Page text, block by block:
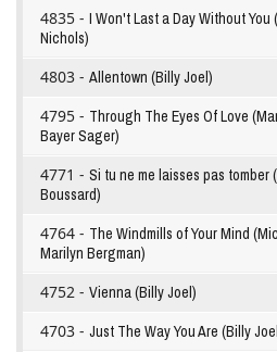
4835 - I Won't Last a Day Without
Nichols)
4803 - Allentown (Billy Joel)
4795 - Through The Eyes Of Love
Bayer Sager)
4771 - Si tu ne me laisses pas tomber
Boussard)
4764 - The Windmills of Your Mind
Marilyn Bergman)
4752 - Vienna (Billy Joel)
4703 - Just The Way You Are (Billy